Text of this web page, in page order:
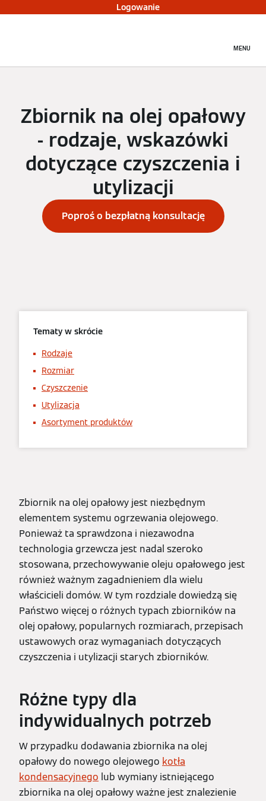
Logowanie
MENU
Zbiornik na olej opałowy
- rodzaje, wskazówki
dotyczące czyszczenia i
utylizacji
Poproś o bezpłatną konsultację
Tematy w skrócie
Rodzaje
Rozmiar
Czyszczenie
Utylizacja
Asortyment produktów
Zbiornik na olej opałowy jest niezbędnym
elementem systemu ogrzewania olejowego.
Ponieważ ta sprawdzona i niezawodna
technologia grzewcza jest nadal szeroko
stosowana, przechowywanie oleju opałowego jest
również ważnym zagadnieniem dla wielu
właścicieli domów. W tym rozdziale dowiedzą się
Państwo więcej o różnych typach zbiorników na
olej opałowy, popularnych rozmiarach, przepisach
ustawowych oraz wymaganiach dotyczących
czyszczenia i utylizacji starych zbiorników.
Różne typy dla
indywidualnych potrzeb
W przypadku dodawania zbiornika na olej
opałowy do nowego olejowego kotła
kondensacyjnego lub wymiany istniejącego
zbiornika na olej opałowy ważne jest znalezienie